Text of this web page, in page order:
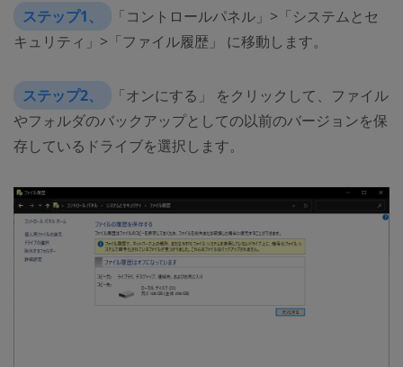
ステップ1、
「コントロールパネル」>「システムとセ
キュリティ」>「ファイル履歴」 に移動します。
ステップ2、
「オンにする」 をクリックして、ファイル
やフォルダのバックアップとしての以前のバージョンを保
存しているドライブを選択します。